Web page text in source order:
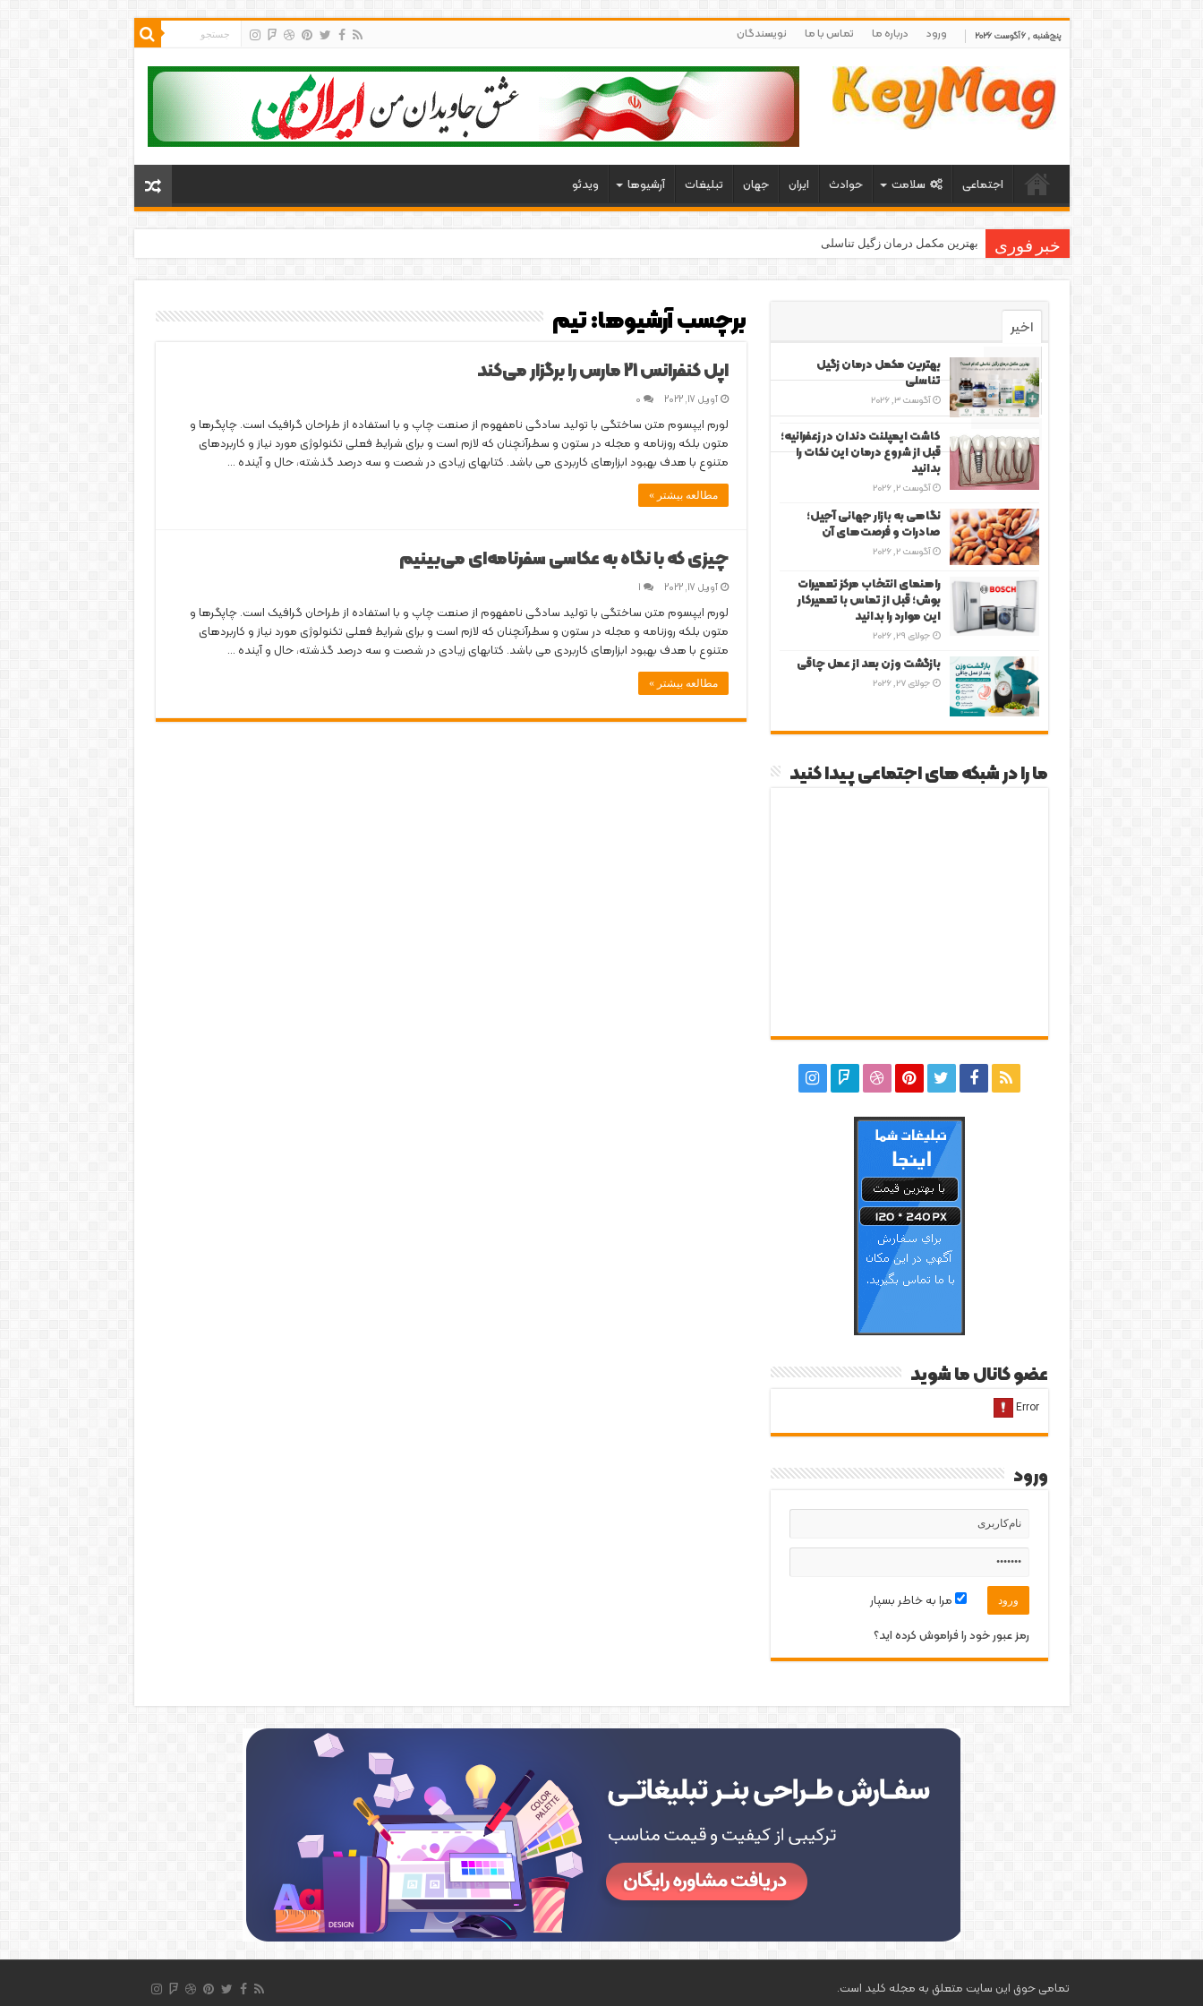
پنج‌شنبه , 6 آگوست 2026 ورود درباره ما تماس با ما نویسندگان
اجتماعی سلامت حوادث ایران جهان تبلیغات آرشیوها ویدئو
خبر فوری بهترین مکمل درمان زگیل تناسلی
برچسب آرشیوها:تیم
اپل کنفرانس 21 مارس را برگزار می‌کند
آوریل 17, 2022 0
لورم ایپسوم متن ساختگی با تولید سادگی نامفهوم از صنعت چاپ و با استفاده از طراحان گرافیک است. چاپگرها و
متون بلکه روزنامه و مجله در ستون و سطرآنچنان که لازم است و برای شرایط فعلی تکنولوژی مورد نیاز و کاربردهای
متنوع با هدف بهبود ابزارهای کاربردی می باشد. کتابهای زیادی در شصت و سه درصد گذشته، حال و آینده …
مطالعه بیشتر »
چیزی که با نگاه به عکاسی سفرنامه‌ای می‌بینیم
آوریل 17, 2022 1
لورم ایپسوم متن ساختگی با تولید سادگی نامفهوم از صنعت چاپ و با استفاده از طراحان گرافیک است. چاپگرها و
متون بلکه روزنامه و مجله در ستون و سطرآنچنان که لازم است و برای شرایط فعلی تکنولوژی مورد نیاز و کاربردهای
متنوع با هدف بهبود ابزارهای کاربردی می باشد. کتابهای زیادی در شصت و سه درصد گذشته، حال و آینده …
مطالعه بیشتر »
اخیر
محبوب
دیدگاه‌ها
برچسب‌ها
بهترین مکمل درمان زگیل
تناسلی
آگوست 3, 2026
کاشت ایمپلنت دندان در زعفرانیه؛
قبل از شروع درمان این نکات را
بدانید
آگوست 2, 2026
نگاهی به بازار جهانی آجیل؛
صادرات و فرصت‌های آن
آگوست 2, 2026
راهنمای انتخاب مرکز تعمیرات
بوش؛ قبل از تماس با تعمیرکار
این موارد را بدانید
جولای 29, 2026
بازگشت وزن بعد از عمل چاقی
جولای 27, 2026
ما را در شبکه های اجتماعی پیدا کنید
عضو کانال ما شوید
ورود
مرا به خاطر بسپار
رمز عبور خود را فراموش کرده اید؟
تمامی حوق این سایت متعلق به مجله کلید است.